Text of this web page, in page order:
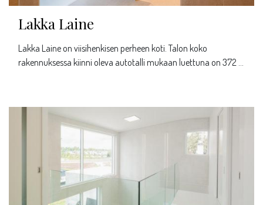
Lakka Laine
Lakka Laine on viisihenkisen perheen koti. Talon koko
rakennuksessa kiinni oleva autotalli mukaan luettuna on 372 …